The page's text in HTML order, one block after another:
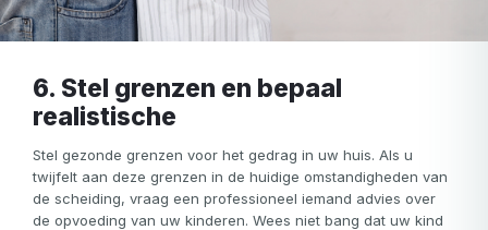
6. Stel grenzen en bepaal
realistische
Stel gezonde grenzen voor het gedrag in uw huis. Als u
twijfelt aan deze grenzen in de huidige omstandigheden van
de scheiding, vraag een professioneel iemand advies over
de opvoeding van uw kinderen. Wees niet bang dat uw kind
Email
of
is
ongeldig
Wachtwoord vergeten?
Of log in met
Facebook
Herhaal wachtwoord
Of meld je aan